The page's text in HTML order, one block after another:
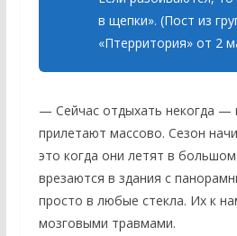
в щепки». (Пост из
«Птерритория» от 2
— Сейчас отдыхать некогда —
прилетают массово. Сезон
это когда они летят в
врезаются в здания с
просто в любые стекла. Их к
мозговыми травмами.